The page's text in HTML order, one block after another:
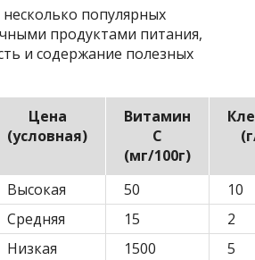
популярных
продуктами питания,
и содержание полезных
Цена
(условная)
Витамин
С
(мг/100г)
Высокая 50
10
Средняя 15
2
Низкая 1500
5